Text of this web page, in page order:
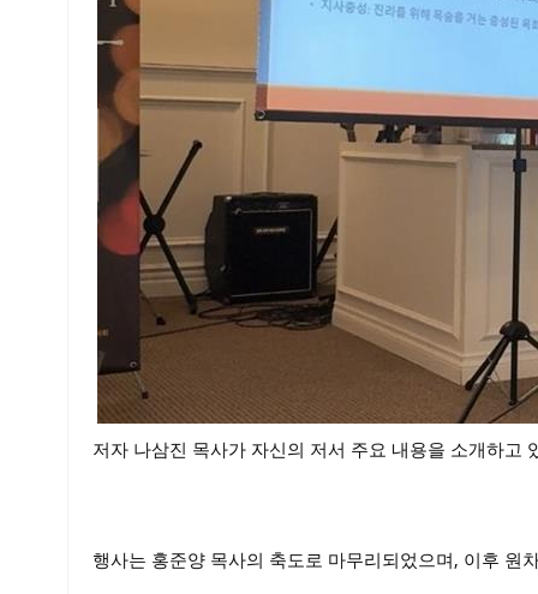
저자 나삼진 목사가 자신의 저서 주요 내용을 소개하고
행사는 홍준양 목사의 축도로 마무리되었으며, 이후 원